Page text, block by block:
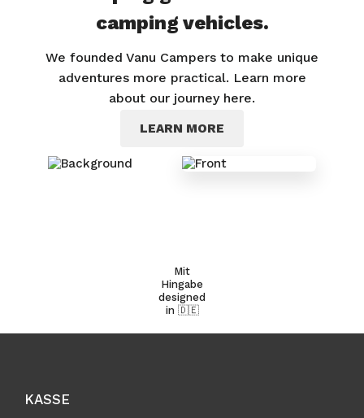
camping vehicles.
We founded Vanu Campers to make unique
adventures more practical. Learn more
about our journey here.
LEARN MORE
Mit
Hingabe
designed
in 🇩🇪
KASSE